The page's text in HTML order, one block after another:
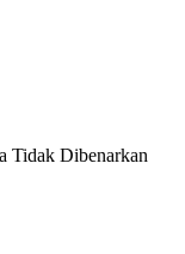
Tidak Dibenarkan